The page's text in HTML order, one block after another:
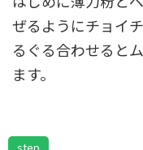
ぜるようにチョイ
るぐる合わせると
ます。